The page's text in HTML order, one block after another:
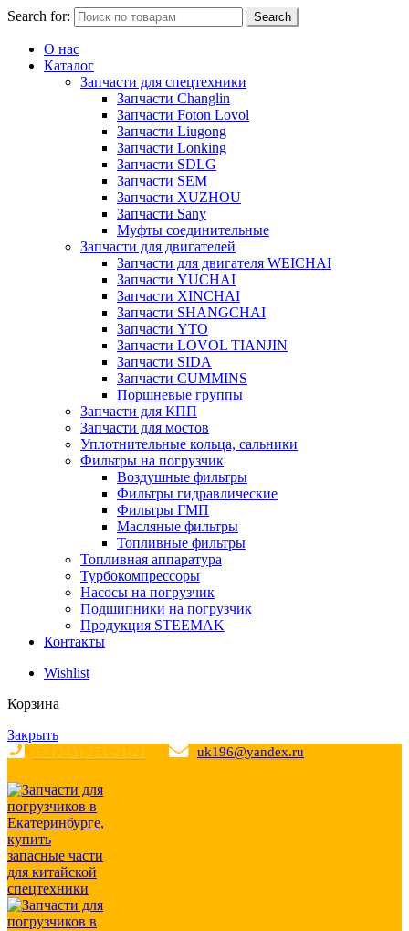
Search for: Search
О нас
Каталог
Запчасти для спецтехники
Запчасти Changlin
Запчасти Foton Lovol
Запчасти Liugong
Запчасти Lonking
Запчасти SDLG
Запчасти SEM
Запчасти XUZHOU
Запчасти Sany
Муфты соединительные
Запчасти для двигателей
Запчасти для двигателя WEICHAI
Запчасти YUCHAI
Запчасти XINCHAI
Запчасти SHANGCHAI
Запчасти YTO
Запчасти LOVOL TIANJIN
Запчасти SIDA
Запчасти CUMMINS
Поршневые группы
Запчасти для КПП
Запчасти для мостов
Уплотнительные кольца, сальники
Фильтры на погрузчик
Воздушные фильтры
Фильтры гидравлические
Фильтры ГМП
Масляные фильтры
Топливные фильтры
Топливная аппаратура
Турбокомпрессоры
Насосы на погрузчик
Подшипники на погрузчик
Продукция STEEMAK
Контакты
Wishlist
Корзина
Закрыть
+7 (343) 271-21-21 uk196@yandex.ru